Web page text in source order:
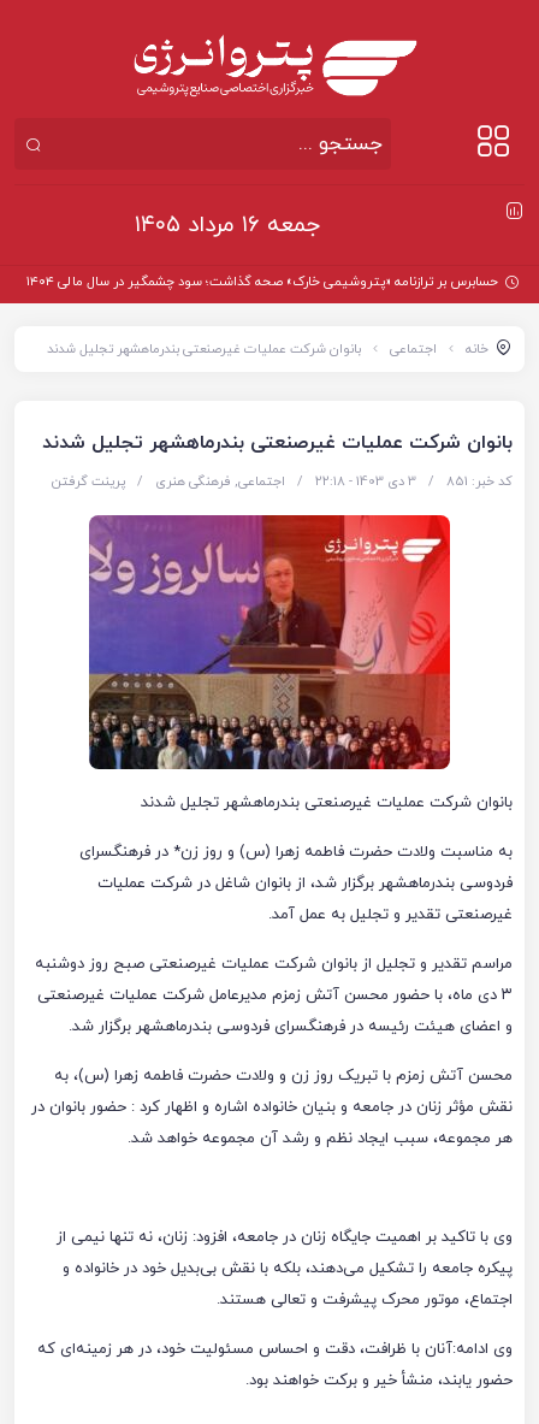
جمعه ۱۶ مرداد ۱۴۰۵
حسابرس بر ترازنامه «پتروشیمی خارک» صحه گذاشت؛ سود چشمگیر در سال مالی ۱۴۰۴
خانه اجتماعی بانوان شرکت عملیات غیرصنعتی بندرماهشهر تجلیل شدند
بانوان شرکت عملیات غیرصنعتی بندرماهشهر تجلیل شدند
کد خبر: 851 / 3 دی 1403 - ۲۲:۱۸ / اجتماعی, فرهنگی هنری / پرینت گرفتن
بانوان شرکت عملیات غیرصنعتی بندرماهشهر تجلیل شدند
به مناسبت ولادت حضرت فاطمه زهرا (س) و روز زن* در فرهنگسرای
فردوسی بندرماهشهر برگزار شد، از بانوان شاغل در شرکت عملیات
غیرصنعتی تقدیر و تجلیل به عمل آمد.
مراسم تقدیر و تجلیل از بانوان شرکت عملیات غیرصنعتی صبح روز دوشنبه
٣ دی ماه، با حضور محسن آتش زمزم مدیرعامل شرکت عملیات غیرصنعتی
و اعضای هیئت رئیسه در فرهنگسرای فردوسی بندرماهشهر برگزار شد.
محسن آتش زمزم با تبریک روز زن و ولادت حضرت فاطمه زهرا (س)، به
نقش مؤثر زنان در جامعه و بنیان خانواده اشاره و اظهار کرد : حضور بانوان در
هر مجموعه‌، سبب ایجاد نظم و رشد آن مجموعه خواهد شد.
وی با تاکید بر اهمیت جایگاه زنان در جامعه، افزود: زنان، نه تنها نیمی از
پیکره جامعه را تشکیل می‌دهند، بلکه با نقش بی‌بدیل خود در خانواده و
اجتماع، موتور محرک پیشرفت و تعالی هستند.
وی ادامه:آنان با ظرافت، دقت و احساس مسئولیت خود، در هر زمینه‌ای که
حضور یابند، منشأ خیر و برکت خواهند بود.